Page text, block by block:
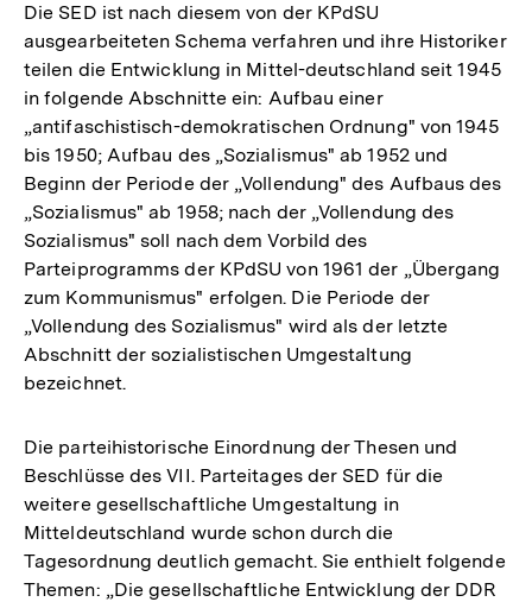
Die SED ist nach diesem von der KPdSU
ausgearbeiteten Schema verfahren und ihre Historiker
teilen die Entwicklung in Mittel-deutschland seit 1945
in folgende Abschnitte ein: Aufbau einer
„antifaschistisch-demokratischen Ordnung" von 1945
bis 1950; Aufbau des „Sozialismus" ab 1952 und
Beginn der Periode der „Vollendung" des Aufbaus des
„Sozialismus" ab 1958; nach der „Vollendung des
Sozialismus" soll nach dem Vorbild des
Parteiprogramms der KPdSU von 1961 der „Übergang
zum Kommunismus" erfolgen. Die Periode der
„Vollendung des Sozialismus" wird als der letzte
Abschnitt der sozialistischen Umgestaltung
bezeichnet.
Die parteihistorische Einordnung der Thesen und
Beschlüsse des VII. Parteitages der SED für die
weitere gesellschaftliche Umgestaltung in
Mitteldeutschland wurde schon durch die
Tagesordnung deutlich gemacht. Sie enthielt folgende
Themen: „Die gesellschaftliche Entwicklung der DDR